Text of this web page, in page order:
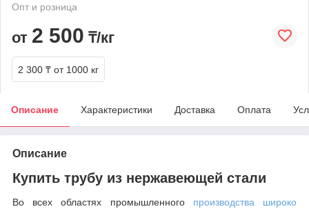
Опт и розница
от 2 500 ₸/кг
2 300 ₸ от 1000 кг
Описание Характеристики Доставка Оплата
Описание
Купить трубу из нержавеющей стали
Во всех областях промышленногопроизводства широко